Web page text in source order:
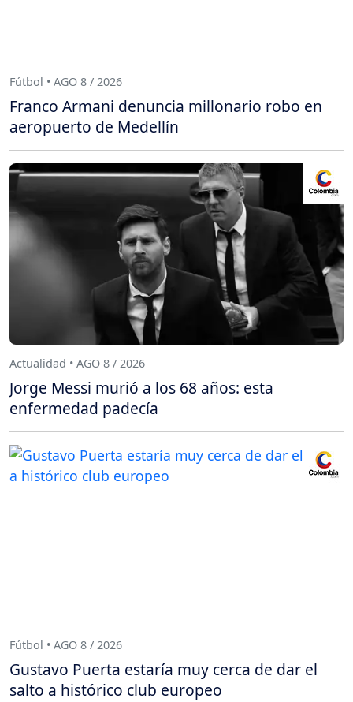
Fútbol • AGO 8 / 2026
Franco Armani denuncia millonario robo en
aeropuerto de Medellín
Actualidad • AGO 8 / 2026
Jorge Messi murió a los 68 años: esta
enfermedad padecía
Fútbol • AGO 8 / 2026
Gustavo Puerta estaría muy cerca de dar el
salto a histórico club europeo